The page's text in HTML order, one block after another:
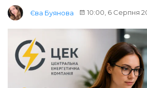
Єва Буянова 10:00, 6 Серпня